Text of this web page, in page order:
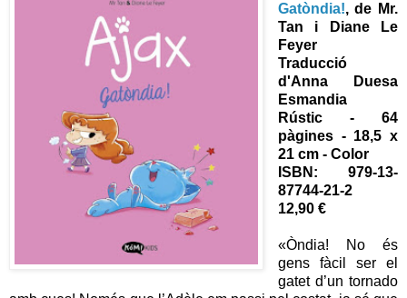
Gatòndia!, de Mr.
Tan i Diane Le
Feyer
Traducció
d'Anna Duesa
Esmandia
Rústic - 64
pàgines - 18,5 x
21 cm - Color
ISBN: 979-13-
87744-21-2
12,90 €
«Òndia! No és
gens fàcil ser el
gatet d’un tornado